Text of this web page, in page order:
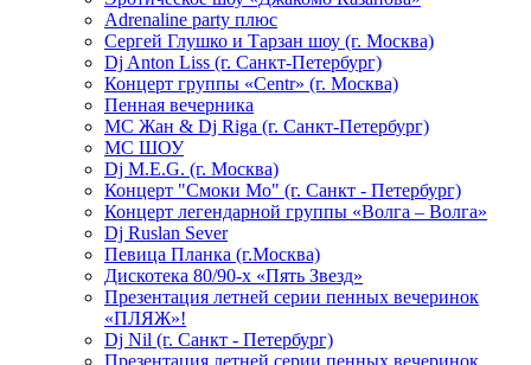
Adrenaline party плюс
Сергей Глушко и Тарзан шоу (г. Москва)
Dj Anton Liss (г. Санкт-Петербург)
Концерт группы «Centr» (г. Москва)
Пенная вечерника
МС Жан & Dj Riga (г. Санкт-Петербург)
МС ШОУ
Dj M.E.G. (г. Москва)
Концерт "Смоки Мо" (г. Санкт - Петербург)
Концерт легендарной группы «Волга – Волга»
Dj Ruslan Sever
Певица Планка (г.Москва)
Дискотека 80/90-х «Пять Звезд»
Презентация летней серии пенных вечеринок
«ПЛЯЖ»!
Dj Nil (г. Санкт - Петербург)
Презентация летней серии пенных вечеринок